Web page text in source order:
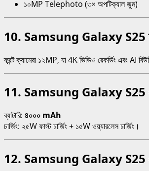
১০MP Telephoto (৩× অপটিক্যাল জুম)
10. Samsung Galaxy S25
ফ্রন্ট ক্যামেরা ১২MP, যা 4K ভিডিও রেকর্ডিং এবং AI
11. Samsung Galaxy S25 এর
ব্যাটারি: ৪০০০ mAh
চার্জিং: ২৫W ফাস্ট চার্জিং + ১৫W ওয়্যারলেস চার্জিং।
12. Samsung Galaxy S25 এ